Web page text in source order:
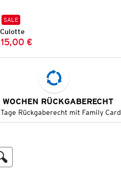
SALE
Preis:
Preis:
15,00 €
RÜCKGABERECHT
Rückgaberecht mit Family Card